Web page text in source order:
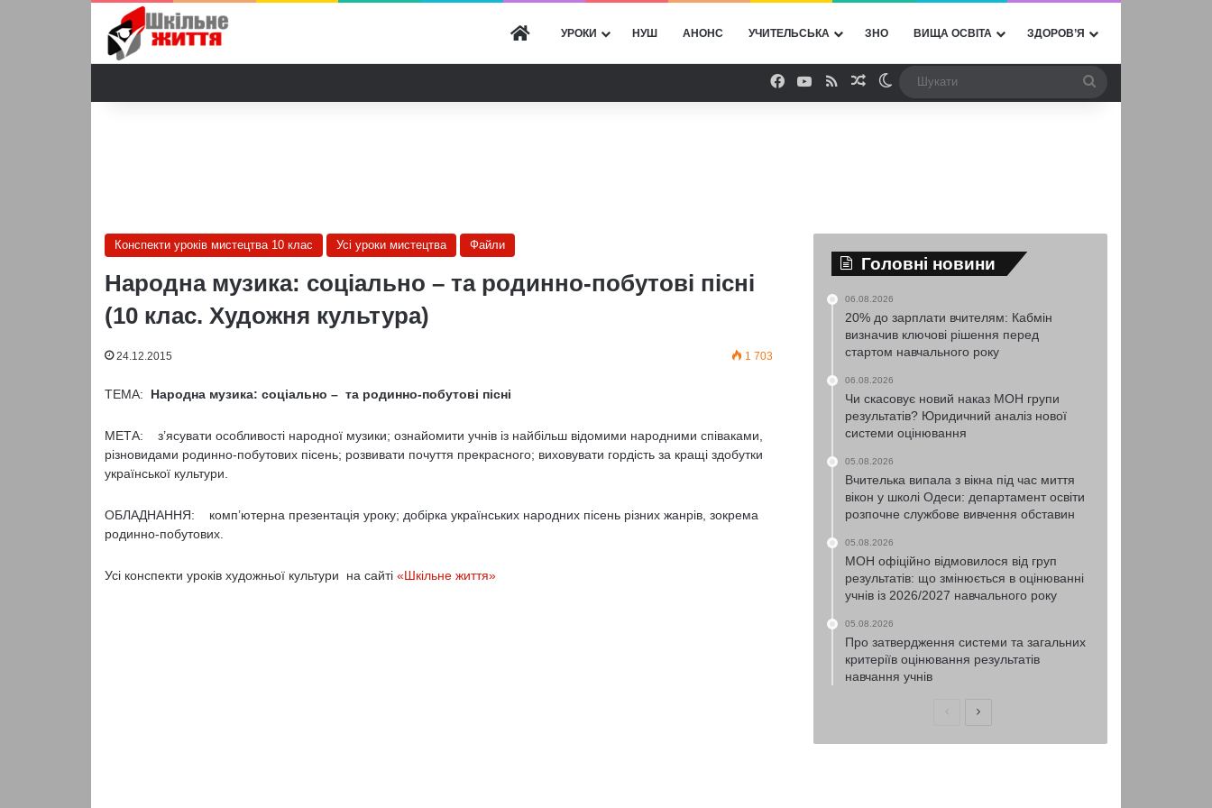
ГОЛОВНА
УРОКИ НУШ АНОНС УЧИТЕЛЬСЬКА ЗНО ВИЩА ОСВІТА ЗДОРОВ’Я
Facebook
YouTube
RSSВипадкова стаття
Switch skin
Конспекти уроків мистецтва 10 клас Усі уроки мистецтва Файли
Народна музика: соціально – та родинно-побутові пісні
(10 клас. Художня культура)
24.12.2015 1 703
ТЕМА: Народна музика: соціально – та родинно-побутові пісні
МЕТА: з’ясувати особливості народної музики; ознайомити учнів із найбільш відомими народними співаками,
різновидами родинно-по­бутових пісень; розвивати почуття прекрасного; виховувати гор­дість за кращі здобутки
української культури.
ОБЛАДНАННЯ:
комп’ютерна презентація уроку; добірка українських народних пі­сень різних жанрів, зокрема
родинно-побутових.
Усі конспекти уроків художньої культури на сайті «Шкільне життя»
Головні новини
06.08.2026
20% до зарплати вчителям: Кабмін
визначив ключові рішення перед
стартом навчального року
06.08.2026
Чи скасовує новий наказ МОН групи
результатів? Юридичний аналіз нової
системи оцінювання
05.08.2026
Вчителька випала з вікна під час миття
вікон у школі Одеси: департамент освіти
розпочне службове вивчення обставин
05.08.2026
МОН офіційно відмовилося від груп
результатів: що змінюється в оцінюванні
учнів із 2026/2027 навчального року
05.08.2026
Про затвердження системи та загальних
критеріїв оцінювання результатів
навчання учнів
ПопередняНаступна